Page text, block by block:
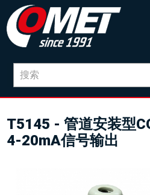
T5145 - 管道安装型
4-20mA信号输出